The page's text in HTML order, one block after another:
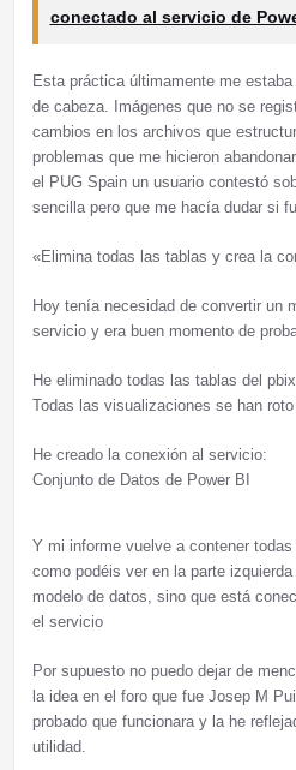
conectado al servicio de
Esta práctica últimamente me
de cabeza. Imágenes que no se
cambios en los archivos que
problemas que me hicieron
el PUG Spain un usuario contestó
sencilla pero que me hacía dudar si
«Elimina todas las tablas y crea la
Hoy tenía necesidad de convertir un
servicio y era buen momento de
He eliminado todas las tablas del pbix
Todas las visualizaciones se han
He creado la conexión al servicio:
Conjunto de Datos de Power BI
Y mi informe vuelve a contener
como podéis ver en la parte
modelo de datos, sino que está
el servicio
Por supuesto no puedo dejar de
la idea en el foro que fue Josep M
probado que funcionara y la he
utilidad.